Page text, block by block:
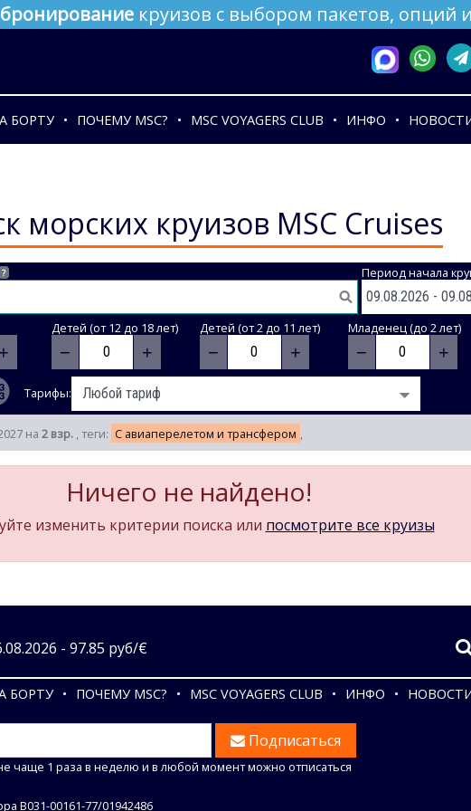
круизов с выбором пакетов, опций
БОРТУ ПОЧЕМУ MSC? MSC VOYAGERS CLUB ИНФО
морских круизов MSC Cruises
? Период начала
+
Детей (от 12 до 18 лет)
− +
Детей (от 2 до 11 лет)
− +
Младенец (до 2 лет)
− +
Тарифы:
на 2 взр. , теги: С авиаперелетом и трансфером ,
Ничего не найдено!
изменить критерии поиска или посмотрите все круизы
- 97.85 руб/€
БОРТУ ПОЧЕМУ MSC? MSC VOYAGERS CLUB ИНФО
Подписаться
чаще 1 раза в неделю и в любой момент можно отписаться
В031-00161-77/01942486